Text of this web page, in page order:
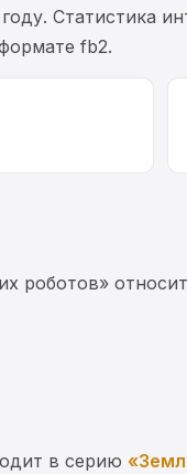
Статистика
fb2.
роботов»
в серию